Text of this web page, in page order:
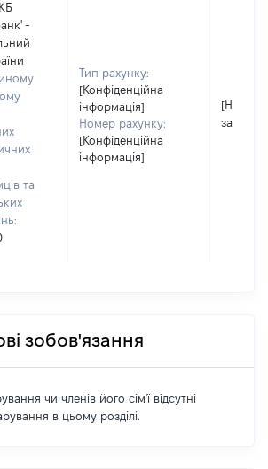
-
та
Тип рахунку:
[Конфіденційна
інформація]
Номер рахунку:
[Конфіденційна
інформація]
[Не
зобов'язання
чи членів його сім'ї відсутні
в цьому розділі.